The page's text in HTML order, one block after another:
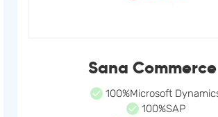
Sana Commerce
100%Microsoft
100%SAP